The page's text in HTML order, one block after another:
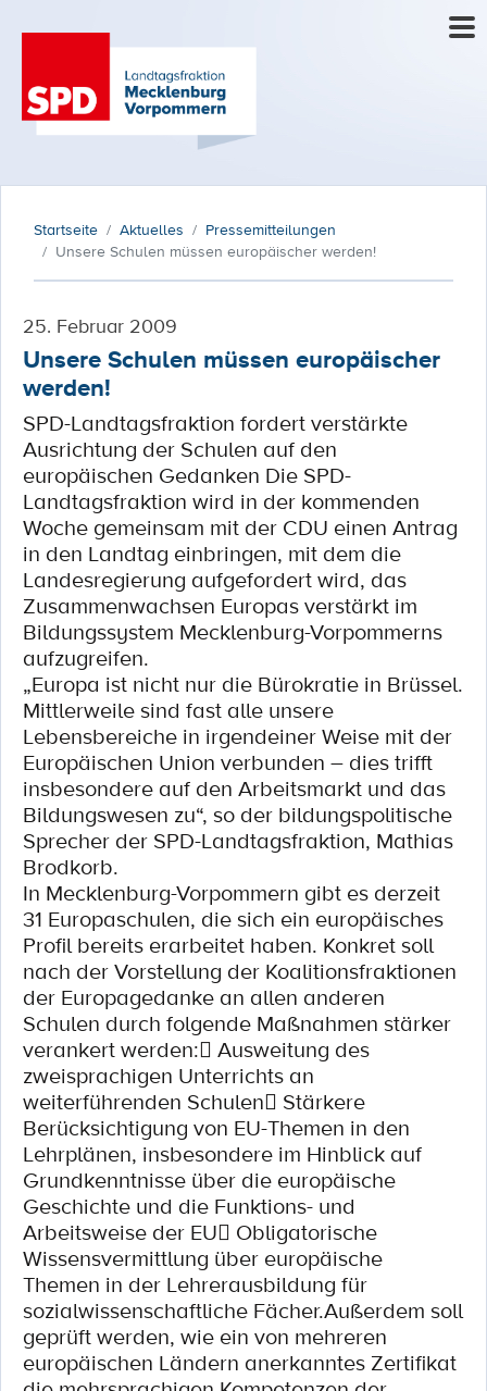
Startseite Aktuelles
Pressemitteilungen
Unsere Schulen müssen europäischer werden!
25. Februar 2009
Unsere Schulen müssen europäischer
werden!
SPD-Landtagsfraktion fordert verstärkte
Ausrichtung der Schulen auf den
europäischen Gedanken Die SPD-
Landtagsfraktion wird in der kommenden
Woche gemeinsam mit der CDU einen Antrag
in den Landtag einbringen, mit dem die
Landesregierung aufgefordert wird, das
Zusammenwachsen Europas verstärkt im
Bildungssystem Mecklenburg-Vorpommerns
aufzugreifen.
„Europa ist nicht nur die Bürokratie in Brüssel.
Mittlerweile sind fast alle unsere
Lebensbereiche in irgendeiner Weise mit der
Europäischen Union verbunden – dies trifft
insbesondere auf den Arbeitsmarkt und das
Bildungswesen zu“, so der bildungspolitische
Sprecher der SPD-Landtagsfraktion, Mathias
Brodkorb.
In Mecklenburg-Vorpommern gibt es derzeit
31 Europaschulen, die sich ein europäisches
Profil bereits erarbeitet haben. Konkret soll
nach der Vorstellung der Koalitionsfraktionen
der Europagedanke an allen anderen
Schulen durch folgende Maßnahmen stärker
verankert werden: Ausweitung des
zweisprachigen Unterrichts an
weiterführenden Schulen Stärkere
Berücksichtigung von EU-Themen in den
Lehrplänen, insbesondere im Hinblick auf
Grundkenntnisse über die europäische
Geschichte und die Funktions- und
Arbeitsweise der EU Obligatorische
Wissensvermittlung über europäische
Themen in der Lehrerausbildung für
sozialwissenschaftliche Fächer.Außerdem soll
geprüft werden, wie ein von mehreren
europäischen Ländern anerkanntes Zertifikat